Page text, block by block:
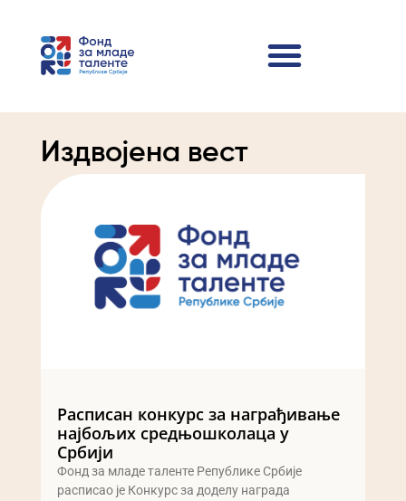
Издвојена вест
Расписан конкурс за награђивање
најбољих средњошколаца у
Србији
Фонд за младе таленте Републике Србије
расписао је Конкурс за доделу награда